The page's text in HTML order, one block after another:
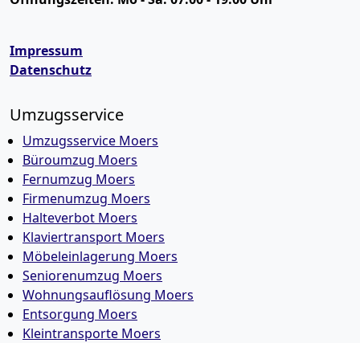
Impressum
Datenschutz
Umzugsservice
Umzugsservice Moers
Büroumzug Moers
Fernumzug Moers
Firmenumzug Moers
Halteverbot Moers
Klaviertransport Moers
Möbeleinlagerung Moers
Seniorenumzug Moers
Wohnungsauflösung Moers
Entsorgung Moers
Kleintransporte Moers